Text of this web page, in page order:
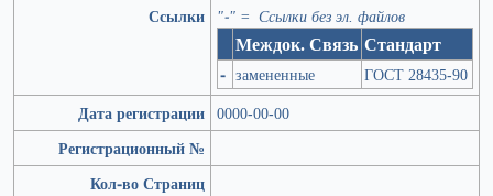
Ссылки "-" = Ссылки без эл. файлов
Междок. Связь Стандарт
- замененные
ГОСТ 28435-90
Дата регистрации 0000-00-00
Регистрационный №
Кол-во Страниц